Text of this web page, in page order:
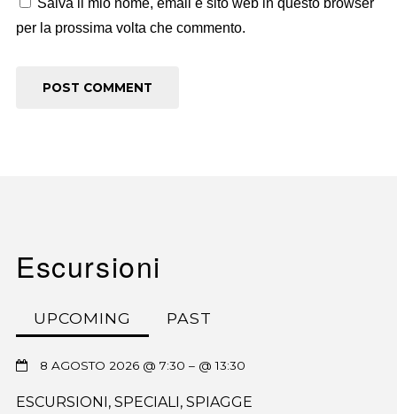
per la prossima volta che commento.
Escursioni
UPCOMING PAST
8 AGOSTO 2026 @ 7:30 – @ 13:30
ESCURSIONI, SPECIALI, SPIAGGE